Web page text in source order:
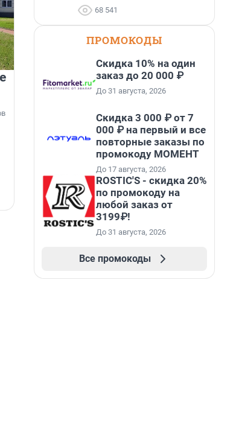
Группа Аквилон на 20%
увеличила объём текущего
Ленинградской области
Группа Аквилон входит в ТОП-5 рейтинга
независимого портала «Единый ресурс
застройщиков» по объёму текущего
строительства в Ленинградской области. В
настоящее время компания реализует в
регионе 185 429 кв. метров жилья, что на 20%
больше, чем в 1 квартале 2026 года.
5 августа, 17:12
68 541
ПРОМОКОДЫ
Скидка 10% на один
заказ до 20 000 ₽
До 31 августа, 2026
Скидка 3 000 ₽ от 7
000 ₽ на первый и все
повторные заказы по
промокоду МОМЕНТ
До 17 августа, 2026
ROSTIC'S - скидка 20%
по промокоду на
любой заказ от
3199₽!
До 31 августа, 2026
Все промокоды